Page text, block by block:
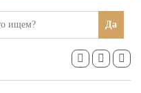
Да